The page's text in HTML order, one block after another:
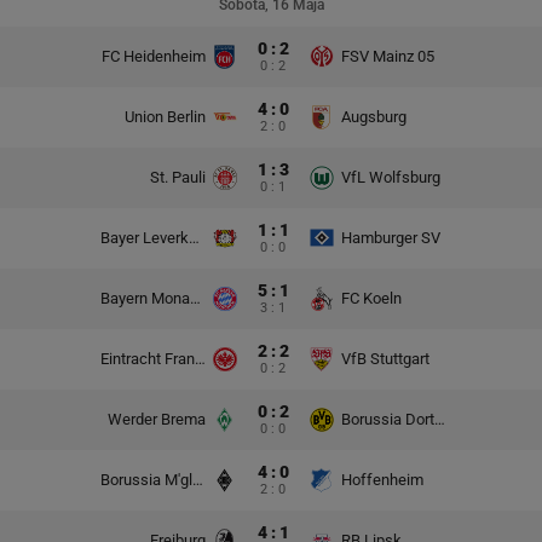
Sobota, 16 Maja
FC Heidenheim 0 : 2
0 : 2
FSV Mainz 05
Union Berlin 4 : 0
2 : 0
Augsburg
St. Pauli 1 : 3
0 : 1
VfL Wolfsburg
Bayer Leverkusen 1 : 1
0 : 0
Hamburger SV
Bayern Monachium 5 : 1
3 : 1
FC Koeln
Eintracht Frankfurt 2 : 2
0 : 2
VfB Stuttgart
Werder Brema 0 : 2
0 : 0
Borussia Dortmund
Borussia M'gladbach 4 : 0
2 : 0
Hoffenheim
4 : 1